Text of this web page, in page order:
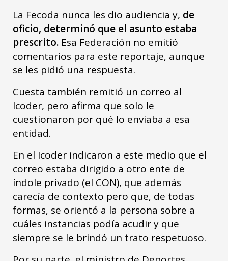
La Fecoda nunca les dio audiencia y, de
oficio, determinó que el asunto estaba
prescrito. Esa Federación no emitió
comentarios para este reportaje, aunque
se les pidió una respuesta.
Cuesta también remitió un correo al
Icoder, pero afirma que solo le
cuestionaron por qué lo enviaba a esa
entidad.
En el Icoder indicaron a este medio que el
correo estaba dirigido a otro ente de
índole privado (el CON), que además
carecía de contexto pero que, de todas
formas, se orientó a la persona sobre a
cuáles instancias podía acudir y que
siempre se le brindó un trato respetuoso.